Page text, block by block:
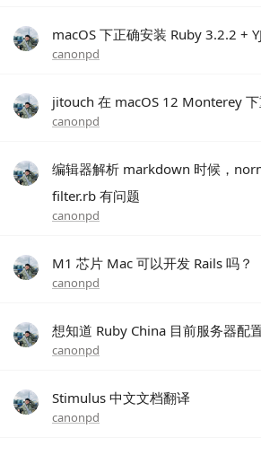
macOS 下正确安装 Ruby 3.2.2 +
canonpd
jitouch 在 macOS 12 Monterey
canonpd
编辑器解析 markdown 时候，
filter.rb 有问题
canonpd
M1 芯片 Mac 可以开发 Rails 吗？
canonpd
想知道 Ruby China 目前服务器配
canonpd
Stimulus 中文文档翻译
canonpd